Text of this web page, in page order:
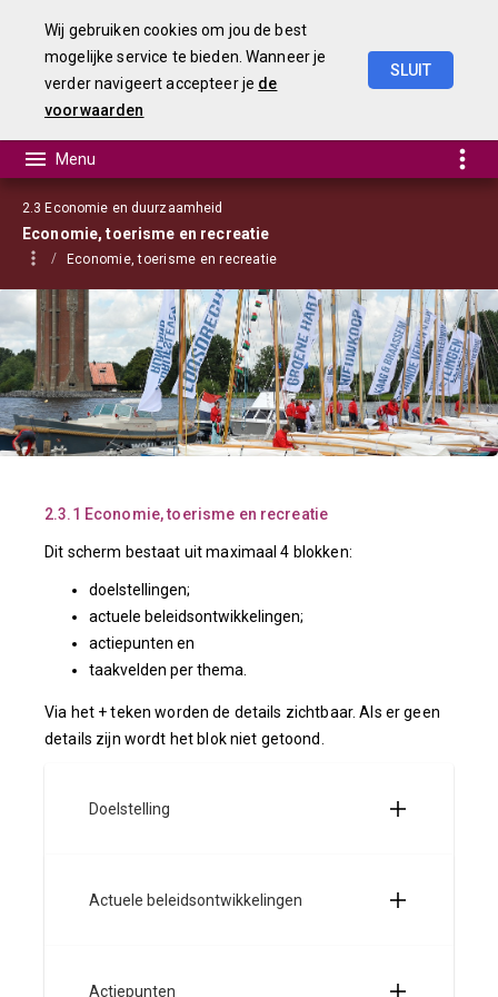
Wij gebruiken cookies om jou de best
mogelijke service te bieden. Wanneer je
verder navigeert accepteer je de
voorwaarden
SLUIT
2.3 Economie en duurzaamheid
Economie, toerisme en recreatie
Economie, toerisme en recreatie
2.3.1 Economie, toerisme en recreatie
Dit scherm bestaat uit maximaal 4 blokken:
doelstellingen;
actuele beleidsontwikkelingen;
actiepunten en
taakvelden per thema.
Via het + teken worden de details zichtbaar. Als er geen
details zijn wordt het blok niet getoond.
Doelstelling
Actuele beleidsontwikkelingen
Actiepunten